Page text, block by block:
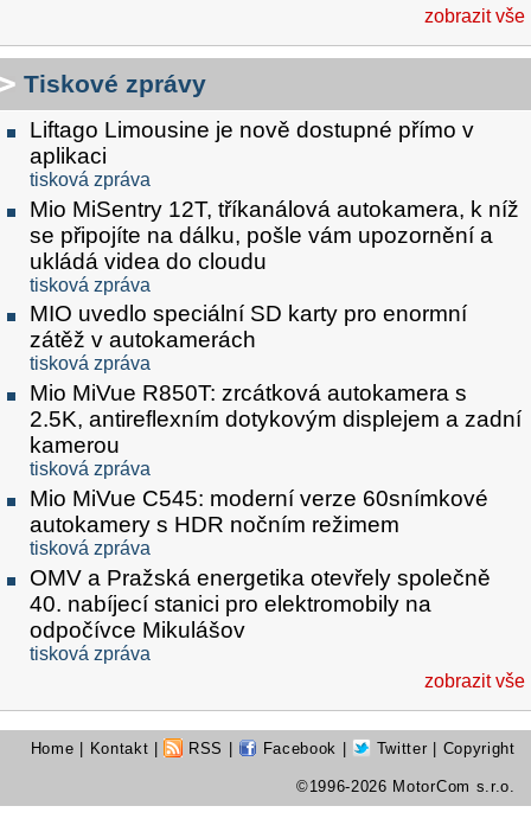
zobrazit vše
Tiskové zprávy
Liftago Limousine je nově dostupné přímo v
aplikaci
tisková zpráva
Mio MiSentry 12T, tříkanálová autokamera, k níž
se připojíte na dálku, pošle vám upozornění a
ukládá videa do cloudu
tisková zpráva
MIO uvedlo speciální SD karty pro enormní
zátěž v autokamerách
tisková zpráva
Mio MiVue R850T: zrcátková autokamera s
2.5K, antireflexním dotykovým displejem a zadní
kamerou
tisková zpráva
Mio MiVue C545: moderní verze 60snímkové
autokamery s HDR nočním režimem
tisková zpráva
OMV a Pražská energetika otevřely společně
40. nabíjecí stanici pro elektromobily na
odpočívce Mikulášov
tisková zpráva
zobrazit vše
Home Kontakt RSS Facebook Twitter | Copyright
©1996-2026 MotorCom s.r.o.